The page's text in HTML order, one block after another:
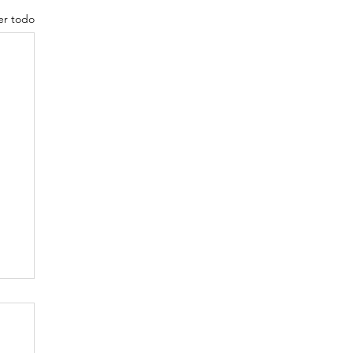
todo